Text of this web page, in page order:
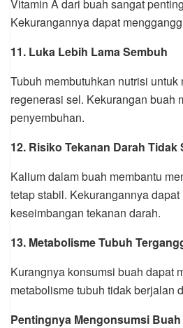
Vitamin A dari buah sangat
Kekurangannya dapat
11. Luka Lebih Lama Sembuh
Tubuh membutuhkan nutrisi untuk
regenerasi sel. Kekurangan buah
penyembuhan.
12. Risiko Tekanan Darah Tidak
Kalium dalam buah membantu
tetap stabil. Kekurangannya
keseimbangan tekanan darah.
13. Metabolisme Tubuh
Kurangnya konsumsi buah dapat
metabolisme tubuh tidak berjalan
Pentingnya Mengonsumsi